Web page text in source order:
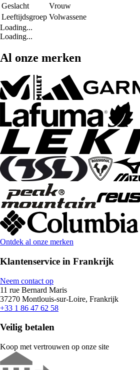
Geslacht
Vrouw
Leeftijdsgroep Volwassene
Loading...
Loading...
Al onze merken
Ontdek al onze merken
Klantenservice in Frankrijk
Neem contact op
11 rue Bernard Maris
37270 Montlouis-sur-Loire, Frankrijk
+33 1 86 47 62 58
Veilig betalen
Koop met vertrouwen op onze site